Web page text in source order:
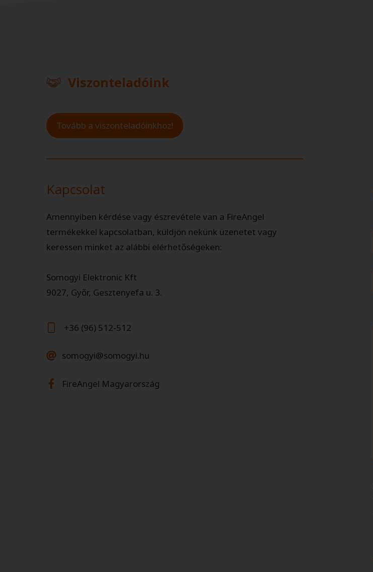
Viszonteladóink
Tovább a viszonteladóinkhoz!
Kapcsolat
Amennyiben kérdése vagy észrevétele van a FireAngel
termékekkel kapcsolatban, küldjön nekünk üzenetet vagy
keressen minket az alábbi elérhetőségeken:
Somogyi Elektronic Kft
9027, Győr, Gesztenyefa u. 3.
+​36 (96) 512-512
somogyi@somogyi.hu
FireAngel Magyarország